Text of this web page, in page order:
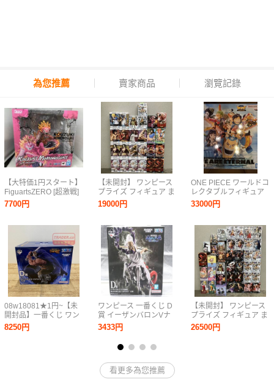
為您推薦 賣家商品 瀏覽記錄
【大特価1円スタート】
FiguartsZERO [超激戦]
光月モモの助 -双龍図-
ワンピース
7700円
08w18081★1円~【未
開封品】一番くじ ワン
ピース エルバフ編
GIANT BASH!! Vol.1 D
8250円
【未開封】 ワンピース
プライズ フィギュア ま
とめ 25個 セット B/
ONE PIECE Grandista
MAXIMATIC ルフィ エ
ース 大量
19000円
ワンピース 一番くじ D
賞 イーザンバロンVナ
ス寿郎聖 未開封
Y20260727059
3433円
ONE PIECE ワールドコ
レクタブルフィギュア
PREMIUM -WE ARE
ETERNAL-他一番くじB
ブル8点
33000円
【未開封】 ワンピース
プライズ フィギュア ま
とめ 39個 セット A/
ONE PIECE DXF KING
26500円
看更多為您推薦